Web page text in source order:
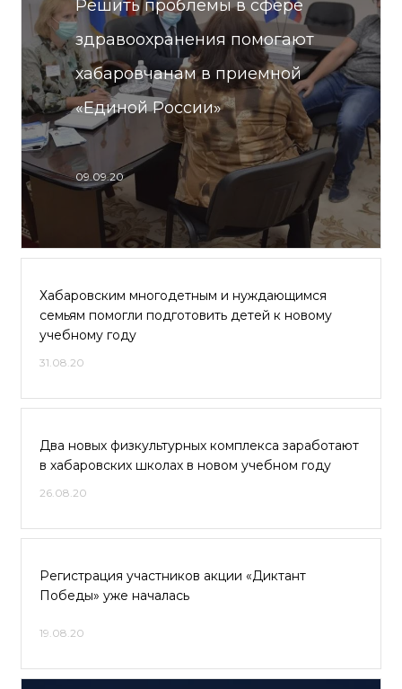
Решить проблемы в сфере
здравоохранения помогают
хабаровчанам в приемной
«Единой России»
09.09.20
Хабаровским многодетным и нуждающимся
семьям помогли подготовить детей к новому
учебному году
31.08.20
Два новых физкультурных комплекса заработают
в хабаровских школах в новом учебном году
26.08.20
Регистрация участников акции «Диктант
Победы» уже началась
19.08.20